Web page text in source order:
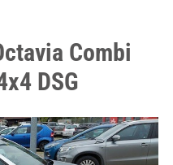
Combi
DSG